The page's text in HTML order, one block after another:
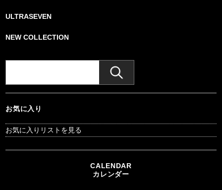
ULTRASEVEN
NEW COLLECTION
お気に入り
お気に入りリストを見る